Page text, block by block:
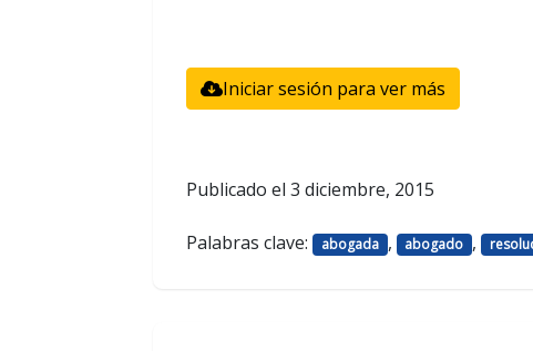
Iniciar sesión para ver más
Publicado el 3 diciembre, 2015
Palabras clave: abogada , abogado ,